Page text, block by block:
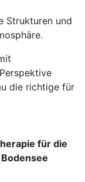
Strukturen und
die richtige für
für die